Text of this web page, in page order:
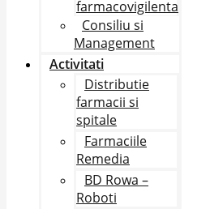
farmacovigilenta
Consiliu si
Management
Activitati
Distributie
farmacii si
spitale
Farmaciile
Remedia
BD Rowa –
Roboti